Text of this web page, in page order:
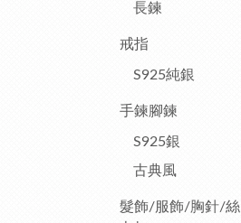
長鍊
戒指
S925純銀
手鍊腳鍊
S925銀
古典風
髮飾/服飾/胸針/絲